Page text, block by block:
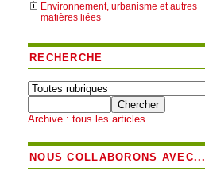
Environnement, urbanisme et autres
matières liées
RECHERCHE
Archive : tous les articles
NOUS COLLABORONS AVEC...